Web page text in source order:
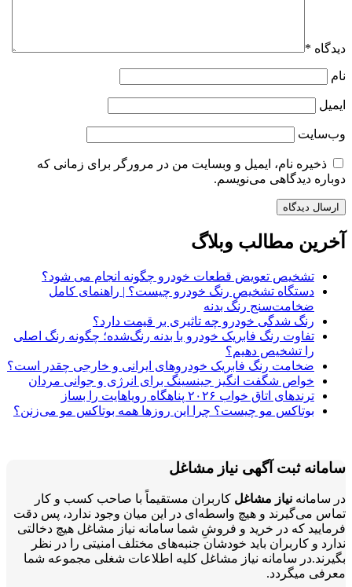
دیدگاه *
نام
ایمیل
وب‌سایت
ذخیره نام، ایمیل و وبسایت من در مرورگر برای زمانی که
دوباره دیدگاهی می‌نویسم.
آخرین مطالب وبلاگ
تشخیص تعویض قطعات خودرو چگونه انجام می شود؟
دستگاه تشخیص رنگ خودرو چیست؟ | راهنمای کامل
ضخامت‌سنج رنگ بدنه
رنگ شدگی خودرو چه تاثیری بر قیمت دارد؟
تفاوت رنگ فابریک خودرو با بدنه رنگ‌شده؛ چگونه رنگ اصلی
را تشخیص دهیم؟
ضخامت رنگ فابریک خودروهای ایرانی و خارجی چقدر است؟
خواص شگفت انگیز جینسینگ برای انرژی و جوانی مردان
ترندهای اتاق خواب ۲۰۲۶ پناهگاه رویاهایت را بساز
بوتاکس مو چیست؟ چرا این روزها همه بوتاکس مو می‌زنن؟
سامانه ثبت آگهی نیاز مشاغل
در سامانه نیاز مشاغل کاربران مستقیماً با صاحب کسب و کار
تماس می‌گیرند و هیچ واسطه‌ای در این میان وجود ندارد، پس دقت
فرمایید که در خرید و فروشِ شما سامانه نیاز مشاغل هیچ دخالتی
ندارد و کاربران باید خودشان جنبه‌های مختلف امنیتی را در نظر
بگیرند.در سامانه نیاز مشاغل کلیه اطلاعات شغلی مجموعه شما
معرفی میگردد.